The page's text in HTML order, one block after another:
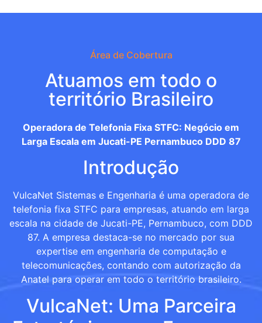
Área de Cobertura
Atuamos em todo o
território Brasileiro
Operadora de Telefonia Fixa STFC: Negócio em
Larga Escala em Jucati-PE Pernambuco DDD 87
Introdução
VulcaNet Sistemas e Engenharia é uma operadora de
telefonia fixa STFC para empresas, atuando em larga
escala na cidade de Jucati-PE, Pernambuco, com DDD
87. A empresa destaca-se no mercado por sua
expertise em engenharia de computação e
telecomunicações, contando com autorização da
Anatel para operar em todo o território brasileiro.
VulcaNet: Uma Parceira